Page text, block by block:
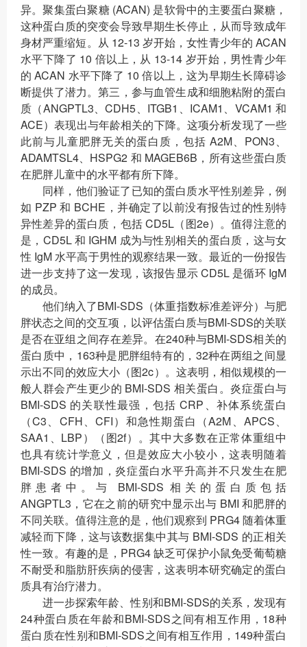
异。聚集蛋白聚糖 (ACAN) 是软骨中的主要蛋白聚糖，
这种蛋白质的突变会导致早期生长停止，从而导致成年
身材严重缩短。从 12-13 岁开始，女性青少年的 ACAN
水平下降了 10 倍以上，从 13-14 岁开始，男性青少年
的 ACAN 水平下降了 10 倍以上，这为早期生长障碍诊
断提供了潜力。第三，参与血管生成和细胞粘附的蛋白
质（ANGPTL3、CDH5、ITGB1、ICAM1、VCAM1 和
ACE）表现出与年龄相关的下降。这项分析发现了一些
此前与儿童肥胖无关的蛋白质，包括 A2M、PON3、
ADAMTSL4、HSPG2 和 MAGEB6B，所有这些蛋白质
在肥胖儿童中的水平都有所下降。
同样，他们验证了已知的蛋白质水平性别差异，例
如 PZP 和 BCHE，并确定了以前没有报告过的性别特
异性差异的蛋白质，包括 CD5L（图2e）。值得注意的
是，CD5L 和 IGHM 成为与性别相关的蛋白质，这与女
性 IgM 水平高于男性的观察结果一致。最近的一份报告
进一步支持了这一发现，该报告显示 CD5L 是循环 IgM
的成员。
他们纳入了BMI-SDS（体重指数标准差评分）与肥
胖状态之间的交互项，以评估蛋白质与BMI-SDS的关联
是否在亚组之间存在差异。在240种与BMI-SDS相关的
蛋白质中，163种是肥胖组特有的，32种在两组之间显
示出不同的效应大小（图2c）。这表明，相似规模的一
般人群会产生更少的 BMI-SDS 相关蛋白。炎症蛋白与
BMI-SDS 的关联性最强，包括 CRP、补体系统蛋白
（C3、CFH、CFI）和急性期蛋白（A2M、APCS、
SAA1、LBP）（图2f）。其中大多数在正常体重组中
也具有统计学意义，但是效应大小较小，这表明随着
BMI-SDS 的增加，炎症蛋白水平升高并不只发生在肥
胖患者中。与 BMI-SDS 相关的蛋白质包括
ANGPTL3，它在之前的研究中显示出与 BMI 和肥胖的
不同关联。值得注意的是，他们观察到 PRG4 随着体重
减轻而下降，这与该数据集中其与 BMI-SDS 的正相关
性一致。有趣的是，PRG4 缺乏可保护小鼠免受葡萄糖
不耐受和脂肪肝疾病的侵害，这表明本研究确定的蛋白
质具有治疗潜力。
进一步探索年龄、性别和BMI-SDS的关系，发现有
24种蛋白质在年龄和BMI-SDS之间有相互作用，18种
蛋白质在性别和BMI-SDS之间有相互作用，149种蛋白